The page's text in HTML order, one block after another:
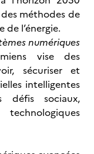
méthodes de
l’énergie.
numériques
vise des
sécuriser et
intelligentes
sociaux,